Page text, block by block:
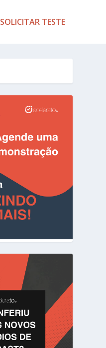
SOLICITAR TESTE